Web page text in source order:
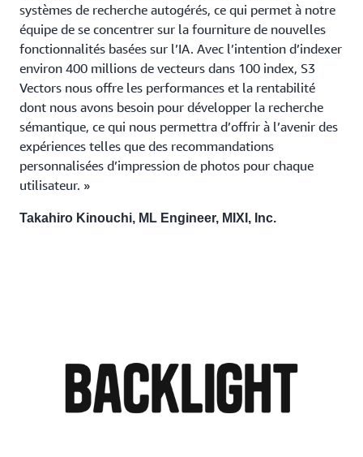
systèmes de recherche autogérés, ce qui permet à notre
équipe de se concentrer sur la fourniture de nouvelles
fonctionnalités basées sur l’IA. Avec l’intention d’indexer
environ 400 millions de vecteurs dans 100 index, S3
Vectors nous offre les performances et la rentabilité
dont nous avons besoin pour développer la recherche
sémantique, ce qui nous permettra d’offrir à l’avenir des
expériences telles que des recommandations
personnalisées d’impression de photos pour chaque
utilisateur. »
Takahiro Kinouchi, ML Engineer, MIXI, Inc.